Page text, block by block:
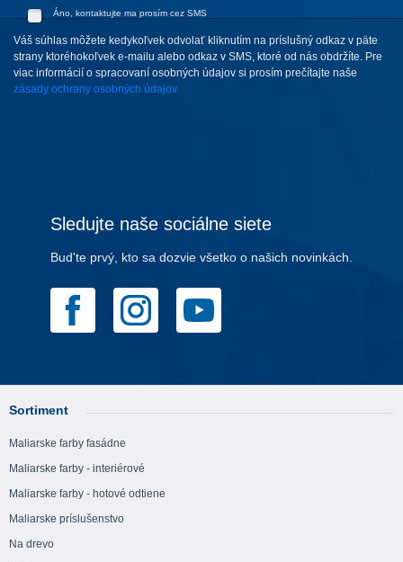
Áno, kontaktujte ma prosím cez SMS
Váš súhlas môžete kedykoľvek odvolať kliknutím na príslušný odkaz v päte
strany ktoréhokoľvek e-mailu alebo odkaz v SMS, ktoré od nás obdržíte. Pre
viac informácií o spracovaní osobných údajov si prosím prečítajte naše
zásady ochrany osobných údajov
Sledujte naše sociálne siete
Bud'te prvý, kto sa dozvie všetko o našich novinkách.
Sortiment
Maliarske farby fasádne
Maliarske farby - interiérové
Maliarske farby - hotové odtiene
Maliarske príslušenstvo
Na drevo